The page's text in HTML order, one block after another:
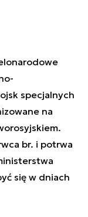
specjalnych
na
br. i potrwa
się w dniach